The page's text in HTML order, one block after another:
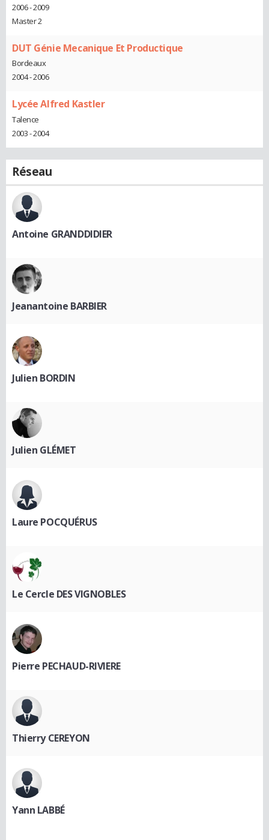
2006 - 2009
Master 2
DUT Génie Mecanique Et Productique
Bordeaux
2004 - 2006
Lycée Alfred Kastler
Talence
2003 - 2004
Réseau
Antoine GRANDDIDIER
Jeanantoine BARBIER
Julien BORDIN
Julien GLÉMET
Laure POCQUÉRUS
Le Cercle DES VIGNOBLES
Pierre PECHAUD-RIVIERE
Thierry CEREYON
Yann LABBÉ